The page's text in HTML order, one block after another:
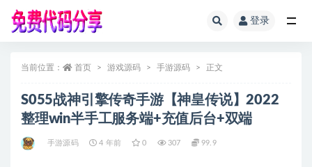
登录
当前位置： 首页 游戏源码 手游源码 正文
S055战神引擎传奇手游【神皇传说】2022
整理win半手工服务端+充值后台+双端
手游源码 4 年前 0 307 99.9